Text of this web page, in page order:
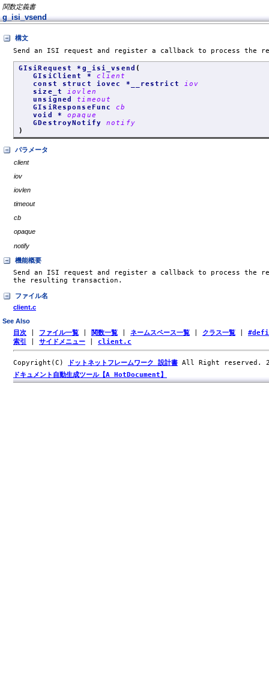
関数定義書
g_isi_vsend
構文
Send an ISI request and register a callback to process the
GIsiRequest *g_isi_vsend (
GIsiClient * client
const struct iovec *__restrict iov
size_tiovlen
unsigned timeout
GIsiResponseFunccb
void *opaque
GDestroyNotifynotify
)
パラメータ
client
iov
iovlen
timeout
cb
opaque
notify
機能概要
Send an ISI request and register a callback to process the
the resulting transaction.
ファイル名
client.c
See Also
目次 ファイル一覧 関数一覧 ネームスペース一覧 クラス一覧
索引
サイドメニュー client.c
Copyright(C) ドットネットフレームワーク 設計書 All Right reserved.
ドキュメント自動生成ツール【A HotDocument】